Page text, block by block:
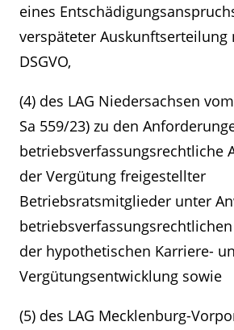
eines
verspäteter Auskunftserteilung
DSGVO,
(4) des LAG Niedersachsen
Sa 559/23) zu den
betriebsverfassungsrechtliche
der Vergütung freigestellter
Betriebsratsmitglieder unter
der hypothetischen Karriere-
Vergütungsentwicklung sowie
(5) des LAG Mecklenburg-